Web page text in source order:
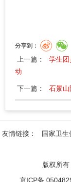
分享到：
上一篇：
学生团
动
下一篇： 石景
友情链接： 国家卫
版权所有
京ICP备